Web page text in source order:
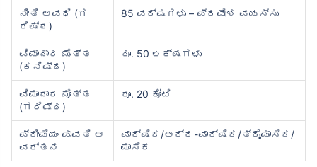
ನೀತಿ ಅವಧಿ (ಗ
ರಿಷ್ಠ)
85 ವರ್ಷಗಳು – ಪ್ರವೇಶ ವಯಸ್ಸು
ವಿಮಾದಾರ ಮೊತ್ತ
(ಕನಿಷ್ಠ)
ರೂ. 50 ಲಕ್ಷಗಳು
ವಿಮಾದಾರ ಮೊತ್ತ
(ಗರಿಷ್ಠ)
ರೂ. 20 ಕೋಟಿ
ಪ್ರೀಮಿಯಂ ಪಾವತಿ ಆ
ವರ್ತನ
ವಾರ್ಷಿಕ/ಅರ್ಧ-ವಾರ್ಷಿಕ/ತ್ರೈಮಾಸಿಕ/
ಮಾಸಿಕ